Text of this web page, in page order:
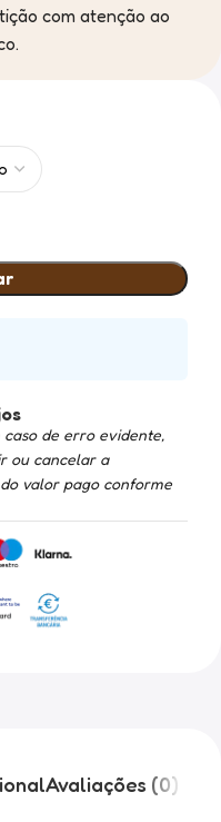
com atenção ao
de erro evidente,
ou cancelar a
valor pago conforme
Avaliações (0)